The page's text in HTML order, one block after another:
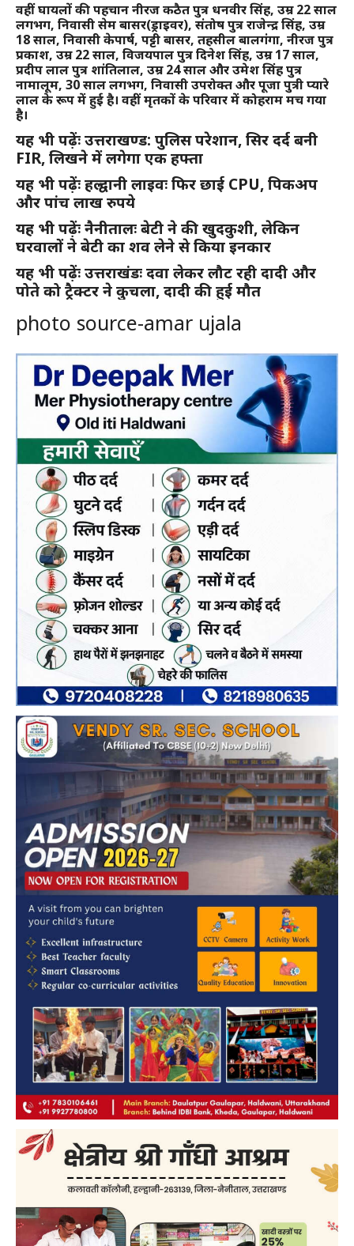
वहीं घायलों की पहचान नीरज कठैत पुत्र धनवीर सिंह, उम्र 22 साल
लगभग, निवासी सेम बासर(ड्राइवर), संतोष पुत्र राजेन्द्र सिंह, उम्र
18 साल, निवासी केपार्ष, पट्टी बासर, तहसील बालगंगा, नीरज पुत्र
प्रकाश, उम्र 22 साल, विजयपाल पुत्र दिनेश सिंह, उम्र 17 साल,
प्रदीप लाल पुत्र शांतिलाल, उम्र 24 साल और उमेश सिंह पुत्र
नामालूम, 30 साल लगभग, निवासी उपरोक्त और पूजा पुत्री प्यारे
लाल के रूप में हुई है। वहीं मृतकों के परिवार में कोहराम मच गया
है।
यह भी पढ़ेंः उत्तराखण्ड: पुलिस परेशान, सिर दर्द बनी
FIR, लिखने में लगेगा एक हफ्ता
यह भी पढ़ेंः हल्द्वानी लाइवः फिर छाई CPU, पिकअप
और पांच लाख रुपये
यह भी पढ़ेंः नैनीतालः बेटी ने की खुदकुशी, लेकिन
घरवालों ने बेटी का शव लेने से किया इनकार
यह भी पढ़ेंः उत्तराखंडः दवा लेकर लौट रही दादी और
पोते को ट्रैक्टर ने कुचला, दादी की हुई मौत
photo source-amar ujala